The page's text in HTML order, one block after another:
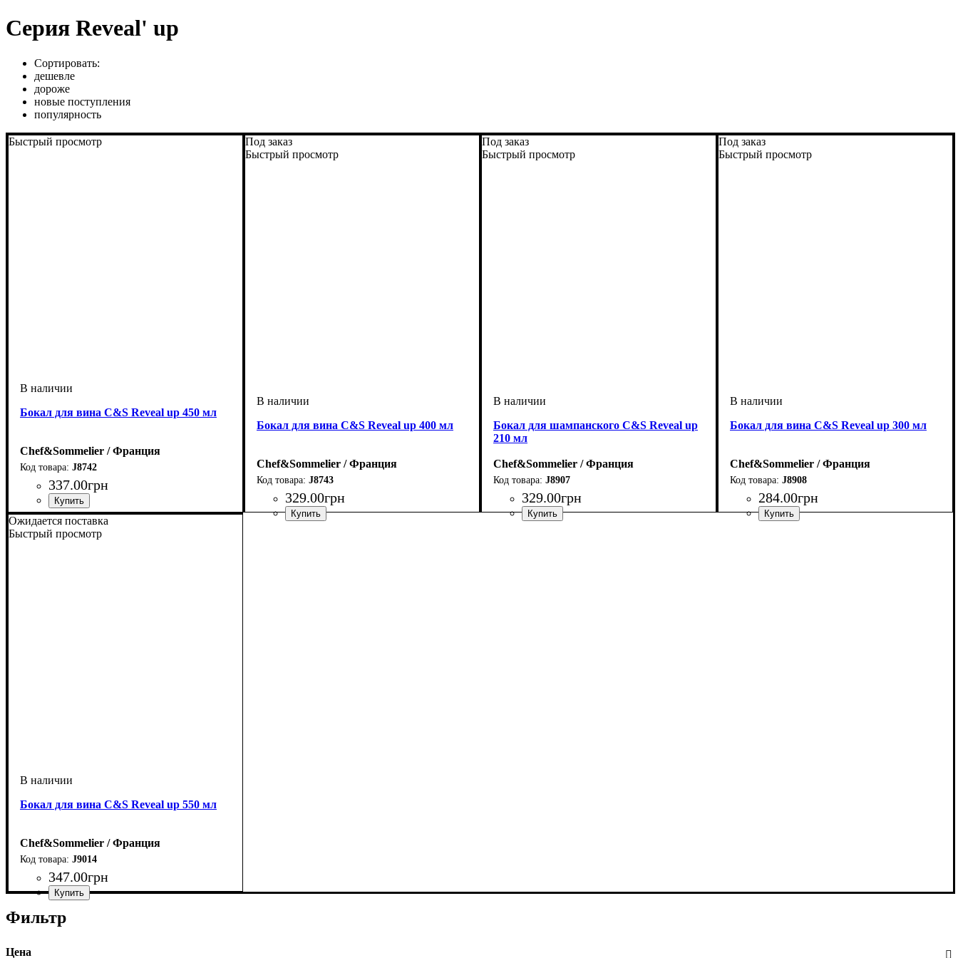
Серия Reveal' up
Сортировать:
дешевле
дороже
новые поступления
популярность
Быстрый просмотр
Бокал для вина C&S Reveal up 450 мл
Chef&Sommelier / Франция
J8742
337.00грн
Под заказ
Быстрый просмотр
Бокал для вина C&S Reveal up 400 мл
Chef&Sommelier / Франция
J8743
329.00грн
Под заказ
Быстрый просмотр
Бокал для шампанского C&S Reveal up
210 мл
Chef&Sommelier / Франция
J8907
329.00грн
Под заказ
Быстрый просмотр
Бокал для вина C&S Reveal up 300 мл
Chef&Sommelier / Франция
J8908
284.00грн
Ожидается поставка
Быстрый просмотр
Бокал для вина C&S Reveal up 550 мл
Chef&Sommelier / Франция
J9014
347.00грн
Фильтр
Цена